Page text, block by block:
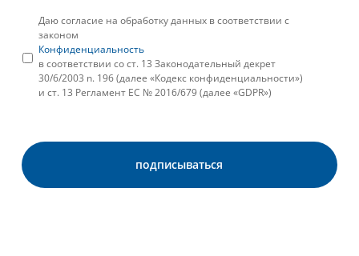
Даю согласие на обработку данных в соответствии с
законом
Конфиденциальность
в соответствии со ст. 13 Законодательный декрет
30/6/2003 n. 196 (далее «Кодекс конфиденциальности»)
и ст. 13 Регламент ЕС № 2016/679 (далее «GDPR»)